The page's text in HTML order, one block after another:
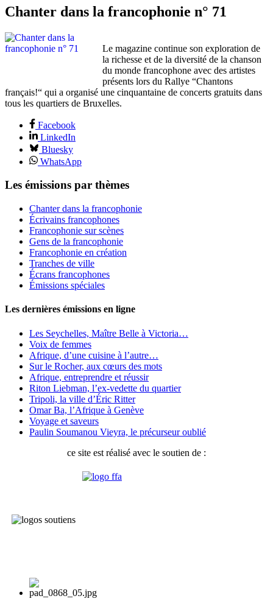
Chanter dans la francophonie n° 71
Le magazine continue son exploration de
la richesse et de la diversité de la chanson
du monde francophone avec des artistes
présents lors du Rallye “Chantons
français!“ qui a organisé une cinquantaine de concerts gratuits dans
tous les quartiers de Bruxelles.
Facebook
LinkedIn
Bluesky
WhatsApp
Les émissions par thèmes
Chanter dans la francophonie
Écrivains francophones
Francophonie sur scènes
Gens de la francophonie
Francophonie en création
Tranches de ville
Écrans francophones
Émissions spéciales
Les dernières émissions en ligne
Les Seychelles, Maître Belle à Victoria…
Voix de femmes
Afrique, d’une cuisine à l’autre…
Sur le Rocher, aux cœurs des mots
Afrique, entreprendre et réussir
Riton Liebman, l’ex-vedette du quartier
Tripoli, la ville d’Éric Ritter
Omar Ba, l’Afrique à Genève
Voyage et saveurs
Paulin Soumanou Vieyra, le précurseur oublié
ce site est réalisé avec le soutien de :